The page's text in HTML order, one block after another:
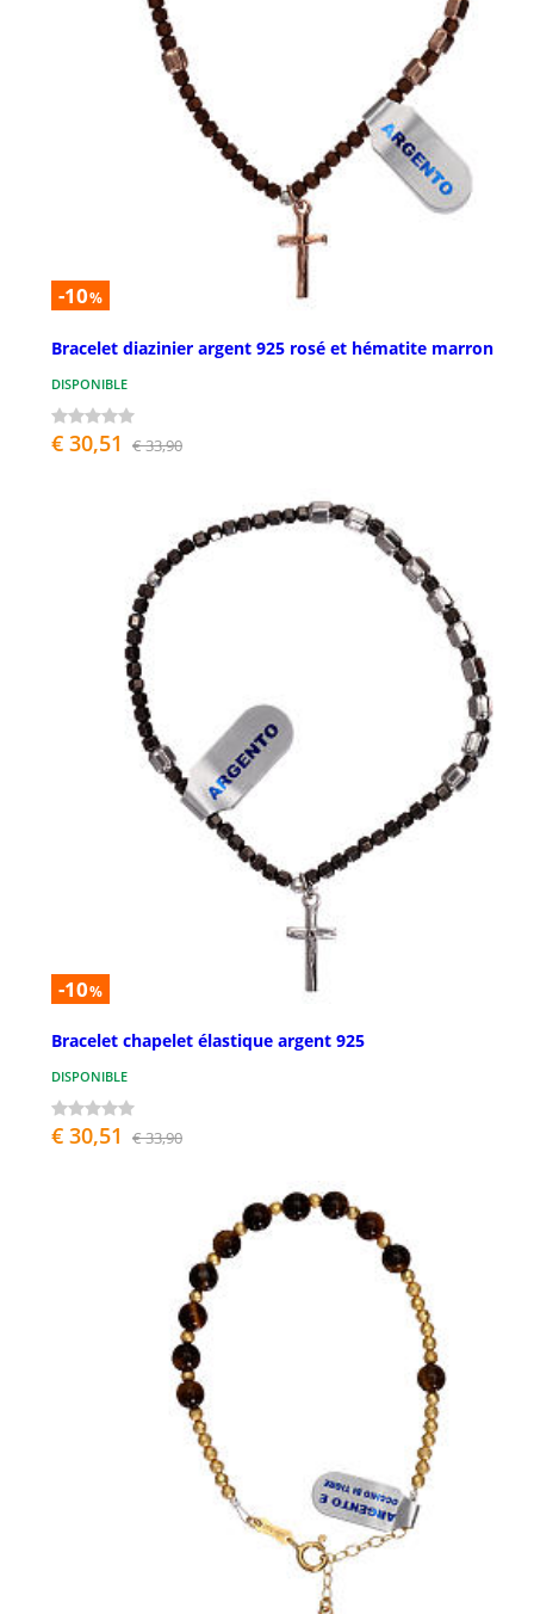
-10%
Bracelet diazinier argent 925 rosé et hématite marron
DISPONIBLE
€ 30,51 € 33,90
-10%
Bracelet chapelet élastique argent 925
DISPONIBLE
€ 30,51 € 33,90